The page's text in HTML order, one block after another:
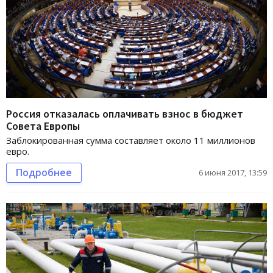
Россия отказалась оплачивать взнос в бюджет
Совета Европы
Заблокированная сумма составляет около 11 миллионов
евро.
Подробнее 6 июня 2017, 13:59